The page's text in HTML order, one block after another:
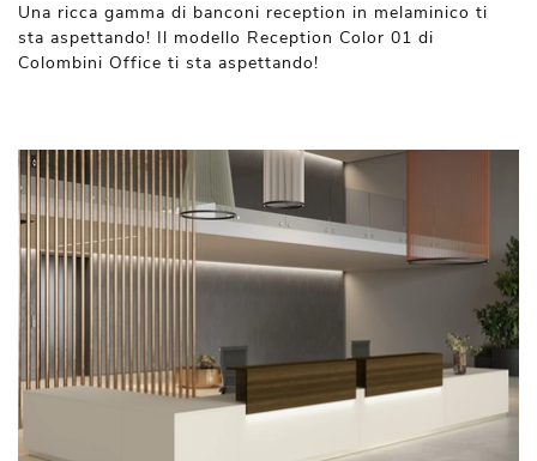
Una ricca gamma di banconi reception in melaminico ti
sta aspettando! Il modello Reception Color 01 di
Colombini Office ti sta aspettando!